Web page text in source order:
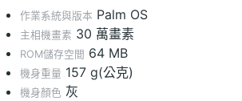
作業系統與版本 Palm OS
主相機畫素 30 萬畫素
ROM儲存空間 64 MB
機身重量 157 g(公克)
機身顏色 灰